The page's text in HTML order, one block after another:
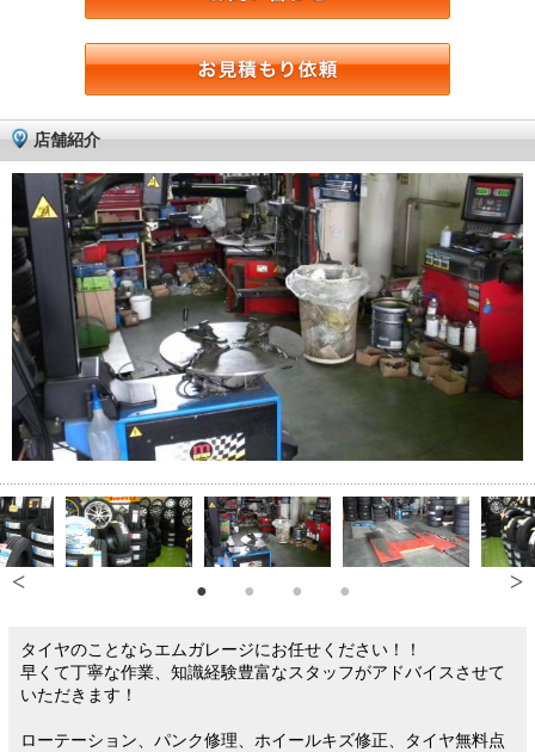
店舗紹介
タイヤのことならエムガレージにお任せください！！
早くて丁寧な作業、知識経験豊富なスタッフがアドバイスさせて
いただきます！
ローテーション、パンク修理、ホイールキズ修正、タイヤ無料点